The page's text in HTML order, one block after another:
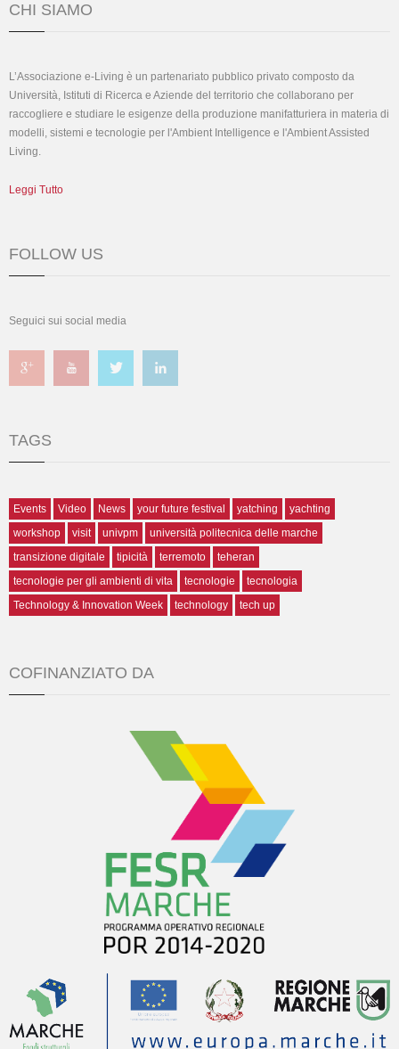
CHI SIAMO
L’Associazione e-Living è un partenariato pubblico privato composto da
Università, Istituti di Ricerca e Aziende del territorio che collaborano per
raccogliere e studiare le esigenze della produzione manifatturiera in materia di
modelli, sistemi e tecnologie per l'Ambient Intelligence e l'Ambient Assisted
Living.
Leggi Tutto
FOLLOW US
Seguici sui social media
TAGS
Events Video News your future festival yatching
yachting
workshop
visit univpm
università politecnica delle marche
transizione digitale
tipicità terremoto
teheran
tecnologie per gli ambienti di vita
tecnologie
tecnologia
Technology & Innovation Week
technology tech up
COFINANZIATO DA